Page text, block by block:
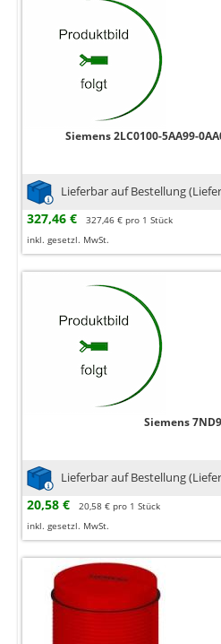
Siemens 2LC0100-5AA99-
Lieferbar auf Bestellung
327,46 €
327,46 € pro 1 Stück
inkl. gesetzl. MwSt.
Siemens
Lieferbar auf Bestellung
20,58 €
20,58 € pro 1 Stück
inkl. gesetzl. MwSt.